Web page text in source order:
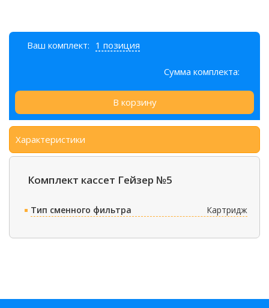
Ваш комплект: 1 позиция
Сумма комплекта:
В корзину
Характеристики
Комплект кассет Гейзер №5
Тип сменного фильтра Картридж